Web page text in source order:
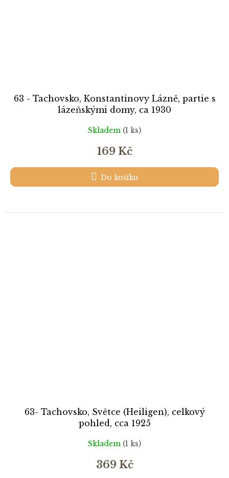
63 - Tachovsko, Konstantinovy Lázně, partie s
lázeňskými domy, ca 1930
Skladem (1 ks)
169 Kč
Do košíku
63- Tachovsko, Světce (Heiligen), celkový
pohled, cca 1925
Skladem (1 ks)
369 Kč